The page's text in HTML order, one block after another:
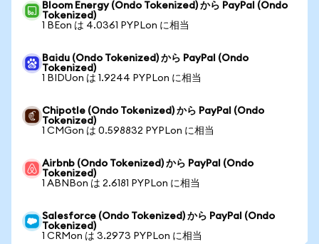
Bloom Energy (Ondo Tokenized) から PayPal (Ondo
Tokenized)
1 BEon は 4.0361 PYPLon に相当
Baidu (Ondo Tokenized) から PayPal (Ondo
Tokenized)
1 BIDUon は 1.9244 PYPLon に相当
Chipotle (Ondo Tokenized) から PayPal (Ondo
Tokenized)
1 CMGon は 0.598832 PYPLon に相当
Airbnb (Ondo Tokenized) から PayPal (Ondo
Tokenized)
1 ABNBon は 2.6181 PYPLon に相当
Salesforce (Ondo Tokenized) から PayPal (Ondo
Tokenized)
1 CRMon は 3.2973 PYPLon に相当